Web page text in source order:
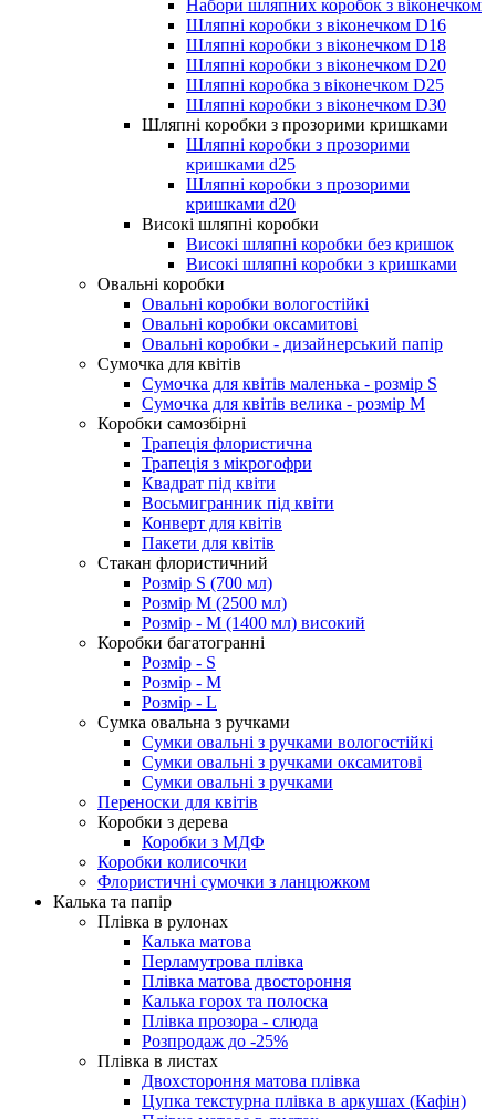
Набори шляпних коробок з віконечком
Шляпні коробки з віконечком D16
Шляпні коробки з віконечком D18
Шляпні коробки з віконечком D20
Шляпні коробка з віконечком D25
Шляпні коробки з віконечком D30
Шляпні коробки з прозорими кришками
Шляпні коробки з прозорими
кришками d25
Шляпні коробки з прозорими
кришками d20
Високі шляпні коробки
Високі шляпні коробки без кришок
Високі шляпні коробки з кришками
Овальні коробки
Овальні коробки вологостійкі
Овальні коробки оксамитові
Овальні коробки - дизайнерський папір
Сумочка для квітів
Сумочка для квітів маленька - розмір S
Сумочка для квітів велика - розмір М
Коробки самозбірні
Трапеція флористична
Трапеція з мікрогофри
Квадрат під квіти
Восьмигранник під квіти
Конверт для квітів
Пакети для квітів
Стакан флористичний
Розмір S (700 мл)
Розмір М (2500 мл)
Розмір - М (1400 мл) високий
Коробки багатогранні
Розмір - S
Розмір - М
Розмір - L
Сумка овальна з ручками
Сумки овальні з ручками вологостійкі
Сумки овальні з ручками оксамитові
Сумки овальні з ручками
Переноски для квітів
Коробки з дерева
Коробки з МДФ
Коробки колисочки
Флористичні сумочки з ланцюжком
Калька та папір
Плівка в рулонах
Калька матова
Перламутрова плівка
Плівка матова двостороння
Калька горох та полоска
Плівка прозора - слюда
Розпродаж до -25%
Плівка в листах
Двохстороння матова плівка
Цупка текстурна плівка в аркушах (Кафін)